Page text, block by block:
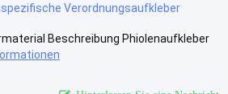
Verordnungsaufkleber
Beschreibung Phiolenaufkleber